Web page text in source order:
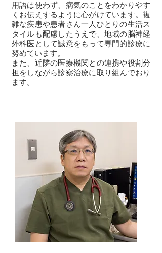
用語は使わず、病気のことをわかりやす
くお伝えするように心がけています。複
雑な疾患や患者さん一人ひとりの生活ス
タイルも配慮したうえで、地域の脳神経
外科医として誠意をもって専門的診療に
努めています。
また、近隣の医療機関との連携や役割分
担をしながら診察治療に取り組んでおり
ます。